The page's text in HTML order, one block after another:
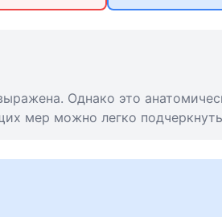
Однако это
мер можно легко подчеркнуть